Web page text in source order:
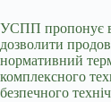
УСПП пропонує
дозволити
нормативний
комплексного
безпечного